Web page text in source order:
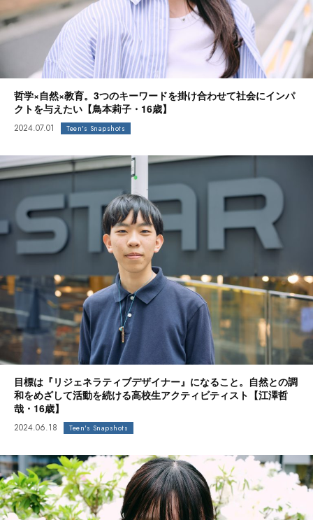
哲学×自然×教育。3つのキーワードを掛け合わせて社会にインパ
クトを与えたい【鳥本莉子・16歳】
2024.07.01 Teen's Snapshots
目標は『リジェネラティブデザイナー』になること。自然との調
和をめざして活動を続ける高校生アクティビティスト【江澤哲
哉・16歳】
2024.06.18 Teen's Snapshots